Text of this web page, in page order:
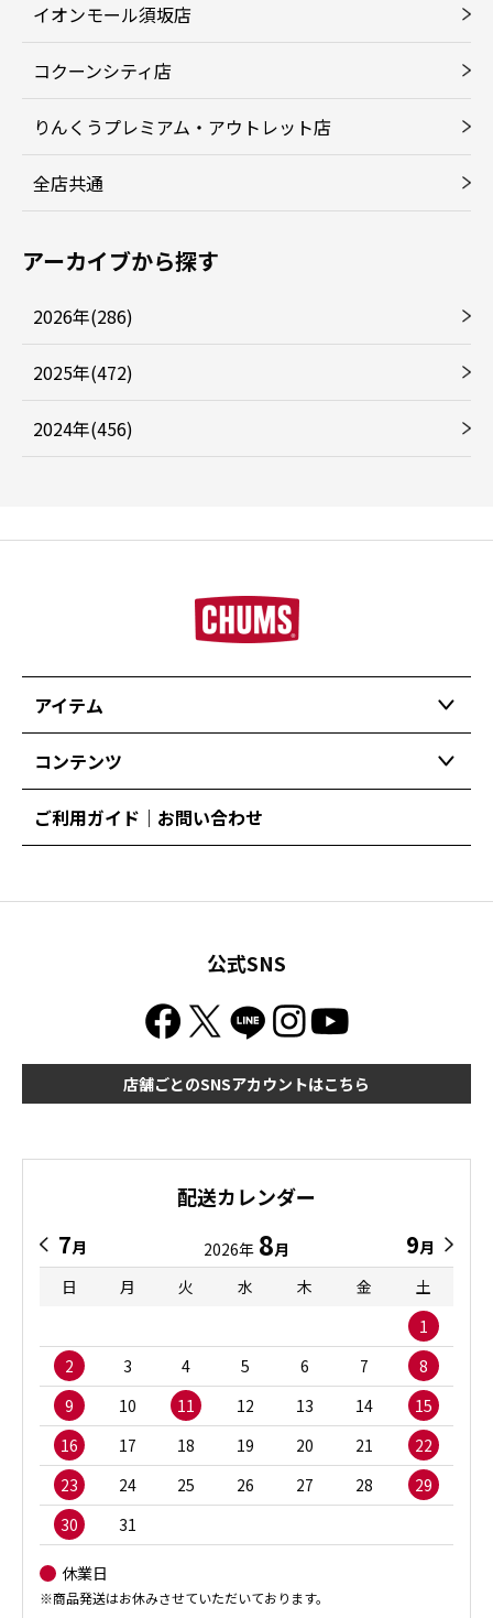
イオンモール須坂店
コクーンシティ店
りんくうプレミアム・アウトレット店
全店共通
アーカイブから探す
2026年(286)
2025年(472)
2024年(456)
アイテム
コンテンツ
ご利用ガイド｜お問い合わせ
公式SNS
店舗ごとのSNSアカウントはこちら
配送カレンダー
7月 2026年 8月 9月
日
月 火 水 木 金
土
1
2
3 4 5 6 7
8
9
10 11 12 13 14
15
16
17 18 19 20 21
22
23
24 25 26 27 28
29
30
31
休業日
※商品発送はお休みさせていただいております。